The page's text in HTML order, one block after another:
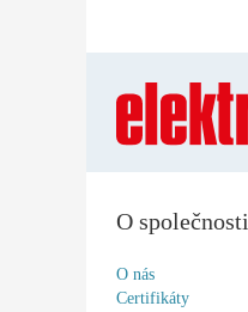
O společnosti
O nás
Certifikáty